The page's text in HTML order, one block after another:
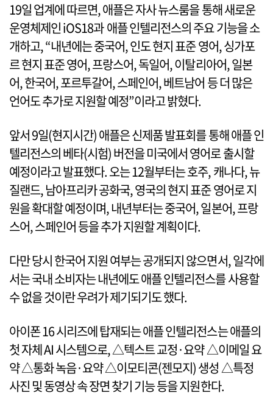
19일 업계에 따르면, 애플은 자사 뉴스룸을 통해 새로운
운영체제인 iOS18과 애플 인텔리전스의 주요 기능을 소
개하고, “내년에는 중국어, 인도 현지 표준 영어, 싱가포
르 현지 표준 영어, 프랑스어, 독일어, 이탈리아어, 일본
어, 한국어, 포르투갈어, 스페인어, 베트남어 등 더 많은
언어도 추가로 지원할 예정”이라고 밝혔다.
앞서 9일(현지시간) 애플은 신제품 발표회를 통해 애플 인
텔리전스의 베타(시험) 버전을 미국에서 영어로 출시할
예정이라고 발표했다. 오는 12월부터는 호주, 캐나다, 뉴
질랜드, 남아프리카 공화국, 영국의 현지 표준 영어로 지
원을 확대할 예정이며, 내년부터는 중국어, 일본어, 프랑
스어, 스페인어 등을 추가 지원할 계획이다.
다만 당시 한국어 지원 여부는 공개되지 않으면서, 일각에
서는 국내 소비자는 내년에도 애플 인텔리전스를 사용할
수 없을 것이란 우려가 제기되기도 했다.
아이폰 16 시리즈에 탑재되는 애플 인텔리전스는 애플의
첫 자체 AI 시스템으로, △텍스트 교정·요약 △이메일 요
약 △통화 녹음·요약 △이모티콘(젠모지) 생성 △특정
사진 및 동영상 속 장면 찾기 기능 등을 지원한다.